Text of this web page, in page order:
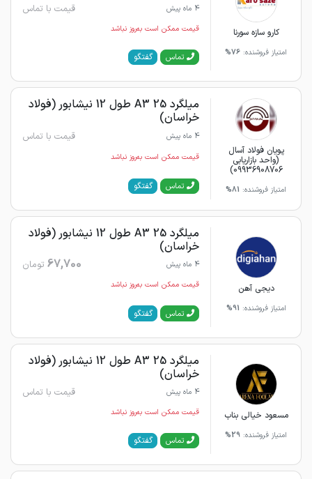
کارو سازه سورنا
امتیاز فروشنده: 76%
4 ماه پیش قیمت با تماس
قیمت ممکن است به‌روز نباشد
تماس گفتگو
پویان فولاد آسال
(واحد بازاریابی
09936908706)
امتیاز فروشنده: 81%
میلگرد 25 A3 طول 12 نیشابور (فولاد
خراسان)
4 ماه پیش قیمت با تماس
قیمت ممکن است به‌روز نباشد
تماس گفتگو
دیجی آهن
امتیاز فروشنده: 91%
میلگرد 25 A3 طول 12 نیشابور (فولاد
خراسان)
4 ماه پیش 67,700 تومان
قیمت ممکن است به‌روز نباشد
تماس گفتگو
مسعود خیالی بناب
امتیاز فروشنده: 29%
میلگرد 25 A3 طول 12 نیشابور (فولاد
خراسان)
4 ماه پیش قیمت با تماس
قیمت ممکن است به‌روز نباشد
تماس گفتگو